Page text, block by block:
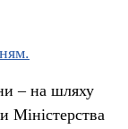
– на шляху
Міністерства